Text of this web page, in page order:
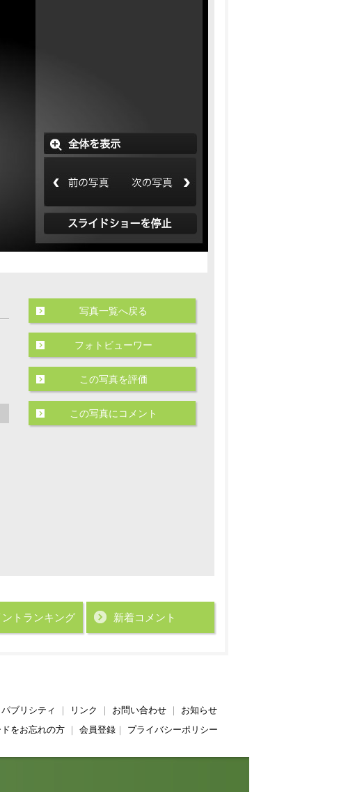
写真一覧へ戻る
フォトビューワー
この写真を評価
この写真にコメント
ト ランキング 新着コメント
パブリシティ リンク お問い合わせ｜ お知らせ
をお忘れの方｜ 会員登録｜ プライバシーポリシー